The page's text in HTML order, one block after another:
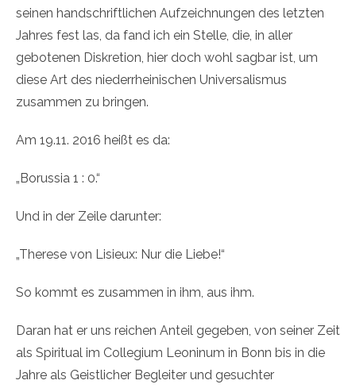
seinen handschriftlichen Aufzeichnungen des letzten
Jahres fest las, da fand ich ein Stelle, die, in aller
gebotenen Diskretion, hier doch wohl sagbar ist, um
diese Art des niederrheinischen Universalismus
zusammen zu bringen.
Am 19.11. 2016 heißt es da:
„Borussia 1 : 0.“
Und in der Zeile darunter:
„Therese von Lisieux: Nur die Liebe!“
So kommt es zusammen in ihm, aus ihm.
Daran hat er uns reichen Anteil gegeben, von seiner Zeit
als Spiritual im Collegium Leoninum in Bonn bis in die
Jahre als Geistlicher Begleiter und gesuchter